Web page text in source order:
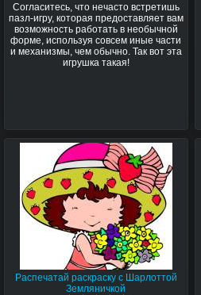
Согласитесь, что нечасто встретишь
пазл-игру, которая предоставляет вам
возможность работать в необычной
форме, используя совсем иные части
и механизмы, чем обычно. Так вот эта
игрушка такая!
Распечатай раскраску с Шарлоттой
Земляничкой